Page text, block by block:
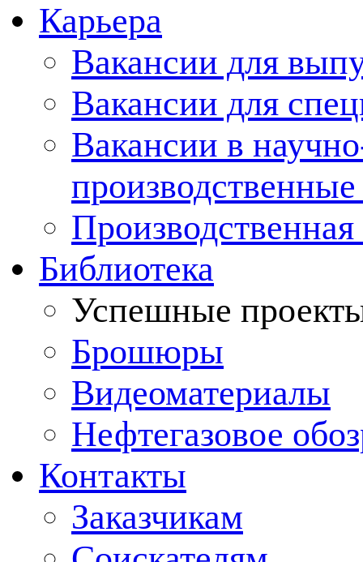
Карьера
Вакансии для
Вакансии для
Вакансии в
Производственная
Библиотека
Успешные
Брошюры
Видеоматериалы
Нефтегазовое
Контакты
Заказчикам